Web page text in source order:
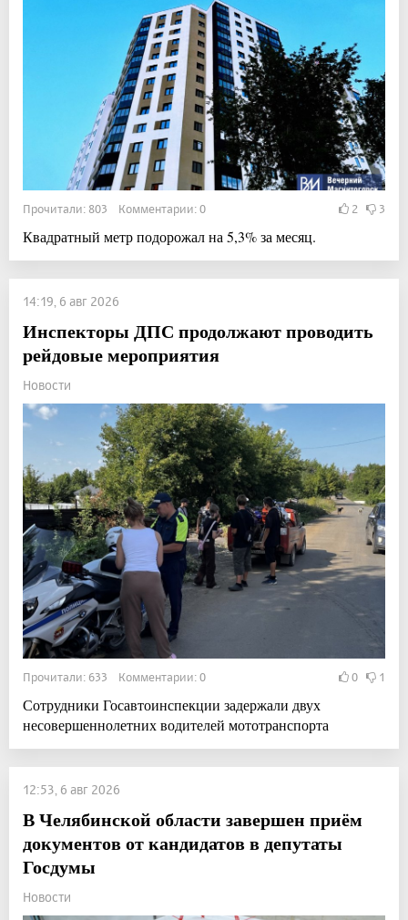
Прочитали: 803 Комментарии: 0 2 3
Квадратный метр подорожал на 5,3% за месяц.
14:19, 6 авг 2026
Инспекторы ДПС продолжают проводить
рейдовые мероприятия
Новости
Прочитали: 633 Комментарии: 0 0 1
Сотрудники Госавтоинспекции задержали двух
несовершеннолетних водителей мототранспорта
12:53, 6 авг 2026
В Челябинской области завершен приём
документов от кандидатов в депутаты
Госдумы
Новости